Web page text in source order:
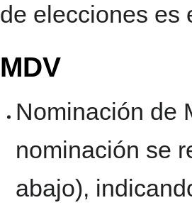
de elecciones es
MDV
Nominación de
nominación se
abajo),